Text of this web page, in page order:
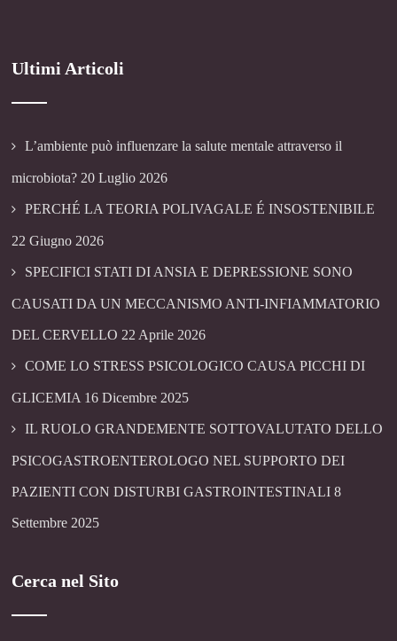
Ultimi Articoli
L’ambiente può influenzare la salute mentale attraverso il
microbiota? 20 Luglio 2026
PERCHÉ LA TEORIA POLIVAGALE É INSOSTENIBILE
22 Giugno 2026
SPECIFICI STATI DI ANSIA E DEPRESSIONE SONO
CAUSATI DA UN MECCANISMO ANTI-INFIAMMATORIO
DEL CERVELLO 22 Aprile 2026
COME LO STRESS PSICOLOGICO CAUSA PICCHI DI
GLICEMIA 16 Dicembre 2025
IL RUOLO GRANDEMENTE SOTTOVALUTATO DELLO
PSICOGASTROENTEROLOGO NEL SUPPORTO DEI
PAZIENTI CON DISTURBI GASTROINTESTINALI 8
Settembre 2025
Cerca nel Sito